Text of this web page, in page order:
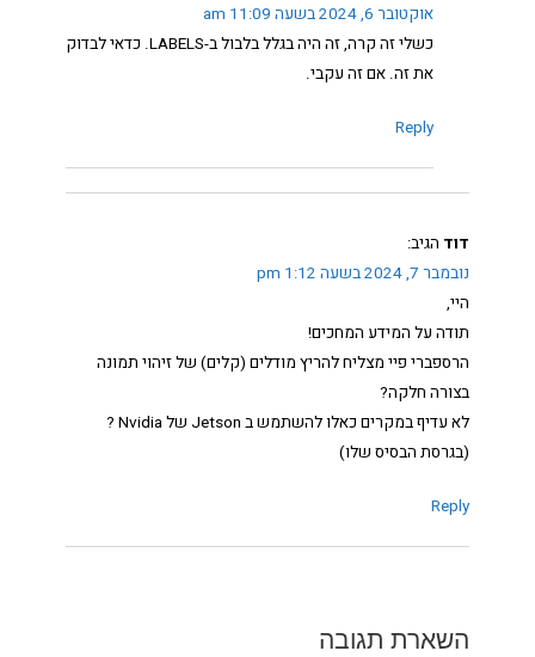
אוקטובר 6, 2024 בשעה 11:09 am
כשלי זה קרה, זה היה בגלל בלבול ב-LABELS. כדאי לבדוק
את זה. אם זה עקבי.
Reply
דוד הגיב:
נובמבר 7, 2024 בשעה 1:12 pm
היי,
תודה על המידע המחכים!
הרספברי פיי מצליח להריץ מודלים (קלים) של זיהוי תמונה
בצורה חלקה?
לא עדיף במקרים כאלו להשתמש ב Jetson של Nvidia ?
(בגרסת הבסיס שלו)
Reply
השארת תגובה